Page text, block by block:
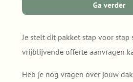
voor
dak
(6-
16m²)
quantity
Ga verder
Je stelt dit pakket stap voor stap
vrijblijvende offerte aanvragen
Heb je nog vragen over jouw